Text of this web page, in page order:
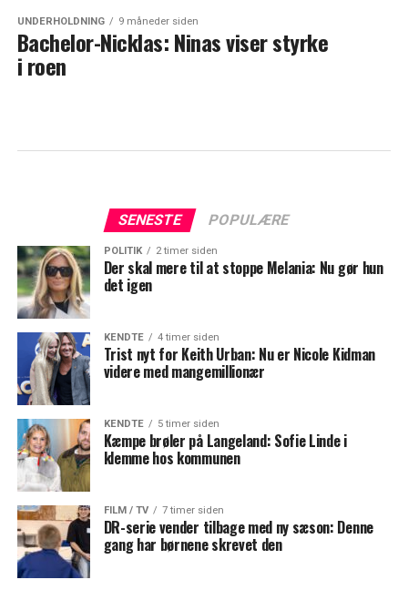
UNDERHOLDNING 9 måneder siden
Bachelor-Nicklas: Ninas viser styrke
i roen
SENESTE POPULÆRE
POLITIK 2 timer siden
Der skal mere til at stoppe Melania: Nu gør hun
det igen
KENDTE 4 timer siden
Trist nyt for Keith Urban: Nu er Nicole Kidman
videre med mangemillionær
KENDTE 5 timer siden
Kæmpe brøler på Langeland: Sofie Linde i
klemme hos kommunen
FILM / TV 7 timer siden
DR-serie vender tilbage med ny sæson: Denne
gang har børnene skrevet den